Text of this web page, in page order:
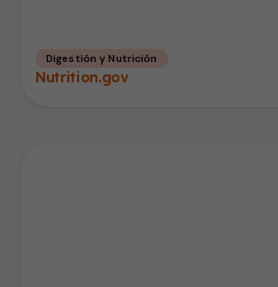
Digestión y Nutrición
Nutrition.gov